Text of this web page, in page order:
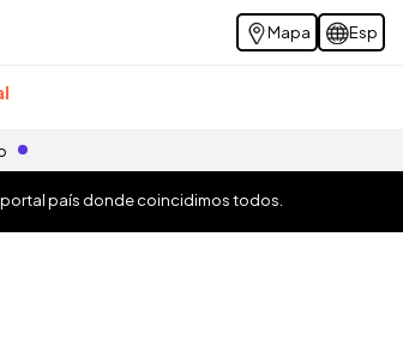
Mapa Esp
portal país donde coincidimos todos.